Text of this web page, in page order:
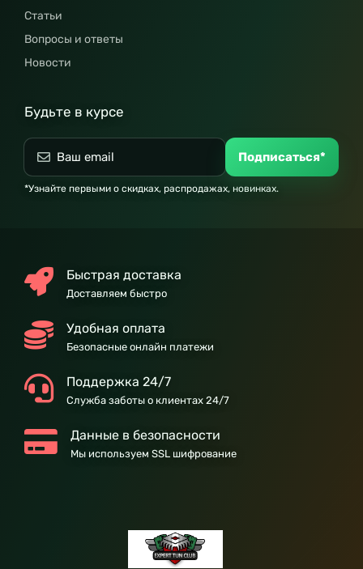
Статьи
Вопросы и ответы
Новости
Будьте в курсе
Подписаться*
*Узнайте первыми о скидках, распродажах, новинках.
Быстрая доставка
Доставляем быстро
Удобная оплата
Безопасные онлайн платежи
Поддержка 24/7
Служба заботы о клиентах 24/7
Данные в безопасности
Мы используем SSL шифрование